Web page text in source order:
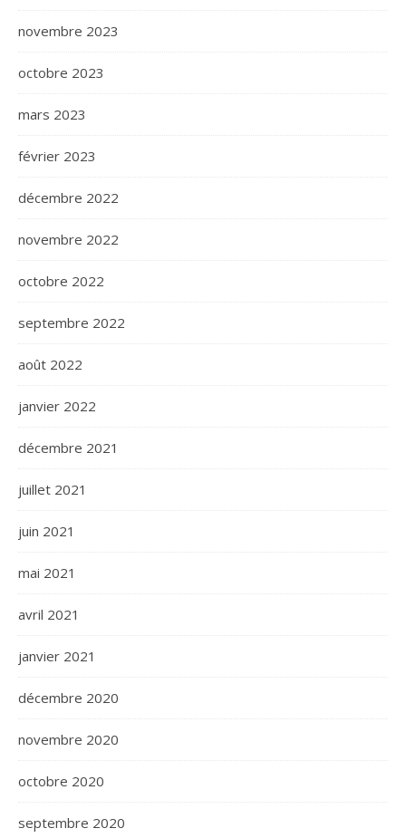
novembre 2023
octobre 2023
mars 2023
février 2023
décembre 2022
novembre 2022
octobre 2022
septembre 2022
août 2022
janvier 2022
décembre 2021
juillet 2021
juin 2021
mai 2021
avril 2021
janvier 2021
décembre 2020
novembre 2020
octobre 2020
septembre 2020